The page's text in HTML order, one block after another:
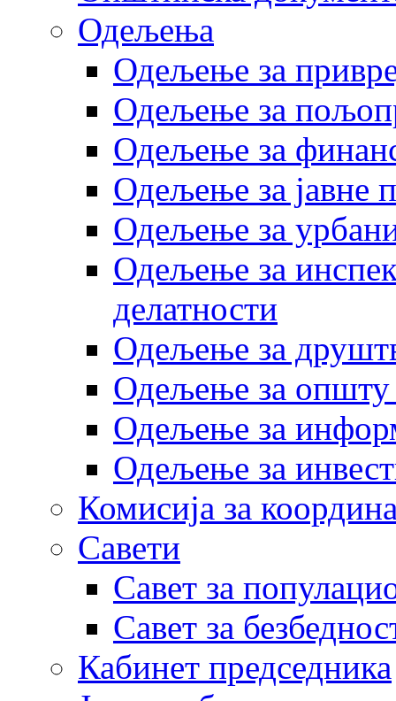
Одељења
Одељење за
Одељење за
Одељење за
Одељење за јавне
Одељење за
Одељење за
делатности
Одељење за
Одељење за општу
Одељење за
Одељење за
Комисија за
Савети
Савет за
Савет за
Кабинет председника